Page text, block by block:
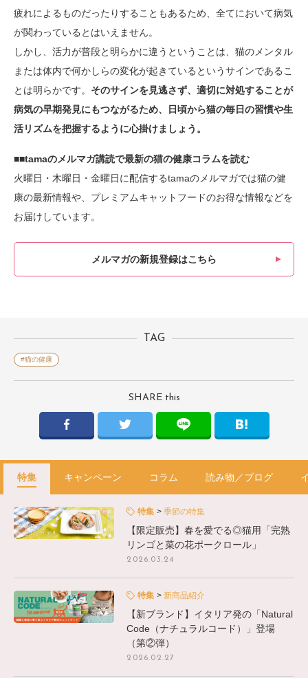
疲れによるものだったりすることもあるため、全てにおいて病気
が関わっているとはいえません。
しかし、活力が普段と明らかに違うということは、猫のメンタル
または体内で何かしらの変化が起きているというサインであるこ
とは明らかです。 そのサインを見逃さず、適切に対処することが
病気の早期発見にもつながるため、日頃から猫の毎日の習慣や生
活リズムを把握するように心掛けましょう。
■■tamaのメルマガ講読で最新の猫の健康コラムを読む
火曜日・木曜日・金曜日に配信するtamaのメルマガでは猫の健
康の最新情報や、プレミアムキャットフードのお得な情報などを
お届けしています。
メルマガの新規登録はこちら
TAG
#猫の健康
SHARE this
特集 キャンペーン コラム 読み物／ブログ
特集 季節の特集
【限定販売】春を愛でる◎猫用「完熟
リンゴと菜の花ポークロール」
2026.03.24
特集 新商品紹介
【新ブランド】イタリア発の「Natural
Code（ナチュラルコード）」登場
（第②弾）
2026.02.27